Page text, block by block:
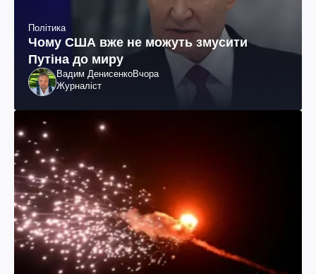
Політика
Чому США вже не можуть змусити
Путіна до миру
Вадим ДенисенкоВчора
Журналіст